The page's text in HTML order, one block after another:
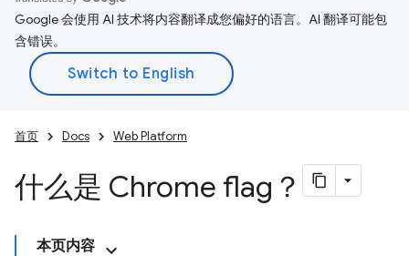
Google 会使用 AI 技术将内容翻译成您偏好的语言。AI 翻译可能包
含错误。
首页 Docs Web Platform
什么是 Chrome flag？
本页内容